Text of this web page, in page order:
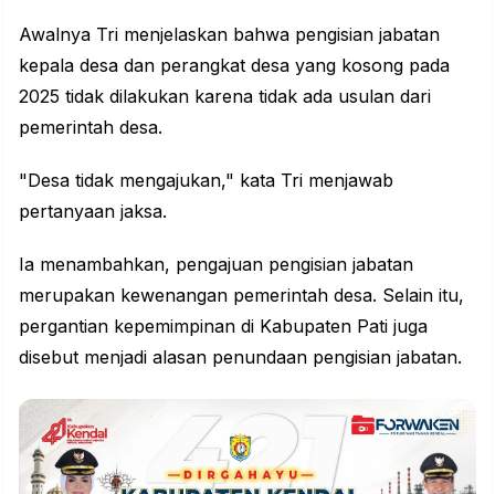
Awalnya Tri menjelaskan bahwa pengisian jabatan
kepala desa dan perangkat desa yang kosong pada
2025 tidak dilakukan karena tidak ada usulan dari
pemerintah desa.
"Desa tidak mengajukan," kata Tri menjawab
pertanyaan jaksa.
Ia menambahkan, pengajuan pengisian jabatan
merupakan kewenangan pemerintah desa. Selain itu,
pergantian kepemimpinan di Kabupaten Pati juga
disebut menjadi alasan penundaan pengisian jabatan.